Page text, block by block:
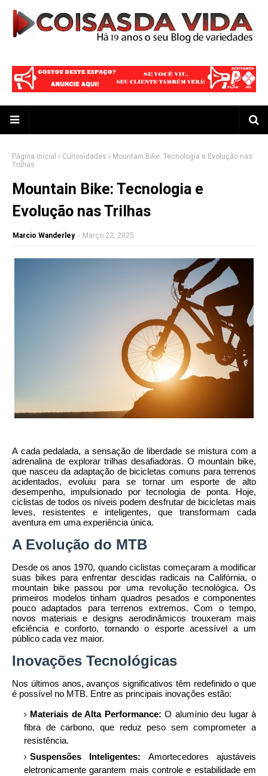
Página inicial Curiosidades
Mountain Bike: Tecnologia e Evolução nas
Trilhas
Mountain Bike: Tecnologia e
Evolução nas Trilhas
Marcio Wanderley - Março 22, 2025
A cada pedalada, a sensação de liberdade se mistura com a
adrenalina de explorar trilhas desafiadoras. O mountain bike,
que nasceu da adaptação de bicicletas comuns para terrenos
acidentados, evoluiu para se tornar um esporte de alto
desempenho, impulsionado por tecnologia de ponta. Hoje,
ciclistas de todos os níveis podem desfrutar de bicicletas mais
leves, resistentes e inteligentes, que transformam cada
aventura em uma experiência única.
A Evolução do MTB
Desde os anos 1970, quando ciclistas começaram a modificar
suas bikes para enfrentar descidas radicais na Califórnia, o
mountain bike passou por uma revolução tecnológica. Os
primeiros modelos tinham quadros pesados e componentes
pouco adaptados para terrenos extremos. Com o tempo,
novos materiais e designs aerodinâmicos trouxeram mais
eficiência e conforto, tornando o esporte acessível a um
público cada vez maior.
Inovações Tecnológicas
Nos últimos anos, avanços significativos têm redefinido o que
é possível no MTB. Entre as principais inovações estão:
Materiais de Alta Performance: O alumínio deu lugar à
fibra de carbono, que reduz peso sem comprometer a
resistência.
Suspensões Inteligentes: Amortecedores ajustáveis
eletronicamente garantem mais controle e estabilidade em